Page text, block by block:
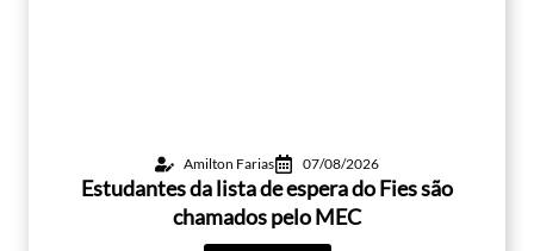
Amilton Farias 07/08/2026
Estudantes da lista de espera do Fies são
chamados pelo MEC